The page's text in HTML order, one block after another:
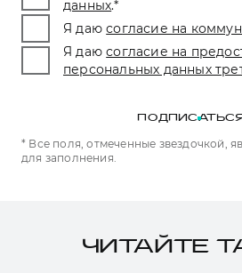
данных.*
Я даю согласие на
Я даю согласие на
персональных данных
ПОДПИСАТЬСЯ
* Все поля, отмеченные звездочкой,
для заполнения.
ЧИТАЙТЕ